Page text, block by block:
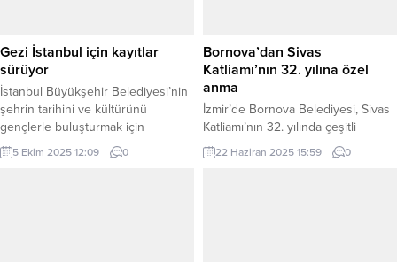
Gezi İstanbul için kayıtlar
sürüyor
İstanbul Büyükşehir Belediyesi’nin
şehrin tarihini ve kültürünü
gençlerle buluşturmak için
gerçekleştirdiği Gezi İstanbul
projesinde yeni dönem kayıtları
5 Ekim 2025 12:09 0
Bornova’dan Sivas
Katliamı’nın 32. yılına özel
anma
İzmir’de Bornova Belediyesi, Sivas
Katliamı’nın 32. yılında çeşitli
konserler, oratoryolar ve bir park
açılışıyla anma etkinlikleri
22 Haziran 2025 15:59 0